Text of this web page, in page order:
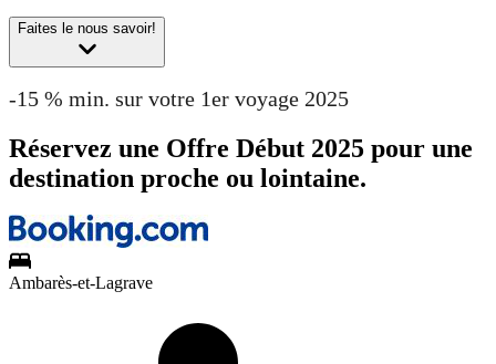
Faites le nous savoir!
-15 % min. sur votre 1er voyage 2025
Réservez une Offre Début 2025 pour une
destination proche ou lointaine.
Ambarès-et-Lagrave